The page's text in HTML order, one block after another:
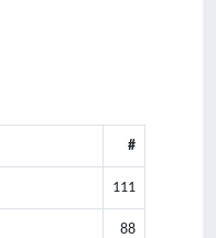
#
111
88